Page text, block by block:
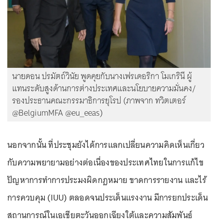
นายดอน ปรมัตถ์วินัย พูดคุยกับนางเฟรเดอริกา โมเกรินี ผู้
แทนระดับสูงด้านการต่างประเทศและนโยบายความมั่นคง/
รองประธานคณะกรรมาธิการยุโรป (ภาพจาก ทวิตเตอร์
@BelgiumMFA @eu_eeas)
นอกจากนั้น ที่ประชุมยังได้การแลกเปลี่ยนความคิดเห็นเกี่ยว
กับความพยายามอย่างต่อเนื่องของประเทศไทยในการแก้ไข
ปัญหาการทำการประมงผิดกฎหมาย ขาดการรายงาน และไร้
การควบคุม (IUU) ตลอดจนประเด็นแรงงาน มีการยกประเด็น
สถานการณ์ในเอเชียตะวันออกเฉียงใต้และความสัมพันธ์